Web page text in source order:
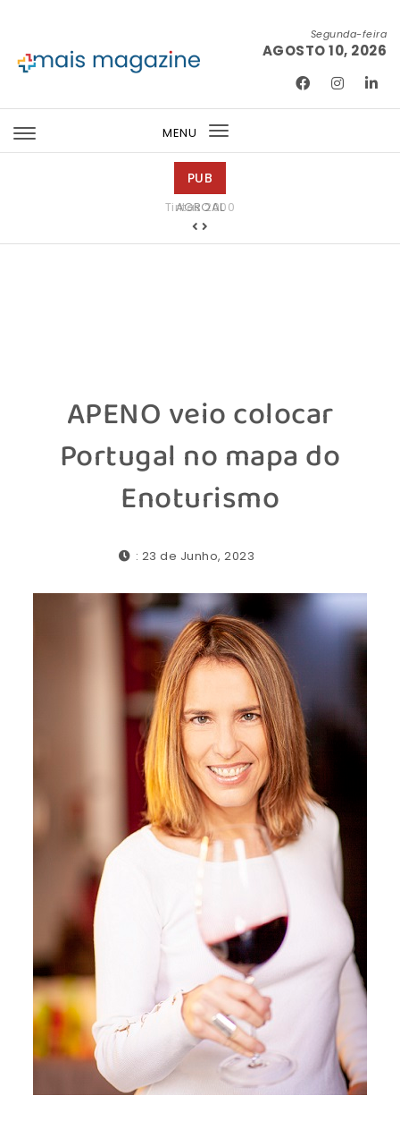
Segunda-feira
AGOSTO 10, 2026
MENU
Toggle
PUB
Tintas 2000
APENO veio colocar
Portugal no mapa do
Enoturismo
: 23 de Junho, 2023